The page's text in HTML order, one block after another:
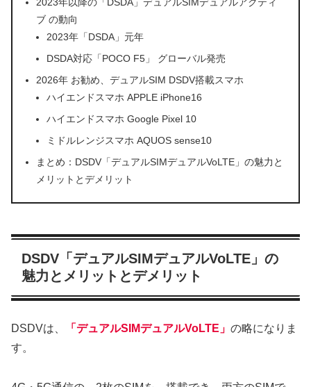
ブ の動向
2023年「DSDA」元年
DSDA対応「POCO F5」 グローバル発売
2026年 お勧め、デュアルSIM DSDV搭載スマホ
ハイエンドスマホ APPLE iPhone16
ハイエンドスマホ Google Pixel 10
ミドルレンジスマホ AQUOS sense10
まとめ：DSDV「デュアルSIMデュアルVoLTE」の魅力と
メリットとデメリット
DSDV「デュアルSIMデュアルVoLTE」の
魅力とメリットとデメリット
DSDVは、 「デュアルSIMデュアルVoLTE」 の略になりま
す。